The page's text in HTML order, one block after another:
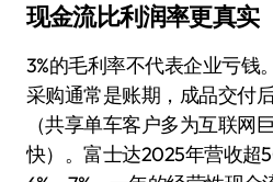
现金流比利润率更真实
3%的毛利率不代表企业亏钱
采购通常是账期，成品交付
（共享单车客户多为互联网
快）。富士达2025年营收超